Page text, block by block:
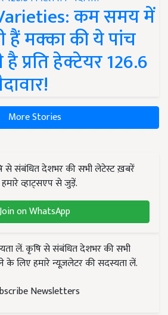
कम समय में
हैं मक्का की ये पांच
प्रति हेक्टेयर 126.6
More Stories
से संबंधित देशभर की सभी लेटेस्ट ख़बरें
व्हाट्सएप से जुड़ें.
on WhatsApp
लें. कृषि से संबंधित देशभर की सभी
लिए हमारे न्यूज़लेटर की सदस्यता लें.
Newsletters